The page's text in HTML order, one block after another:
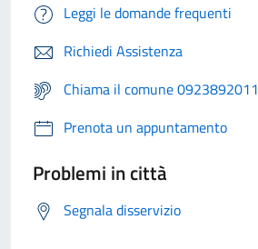
Leggi le domande frequenti
Richiedi Assistenza
Chiama il comune 0923892011
Prenota un appuntamento
Problemi in città
Segnala disservizio